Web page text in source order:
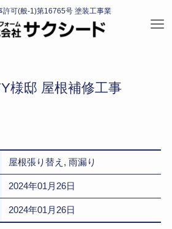
様邸 屋根補修工事
屋根張り替え, 雨漏り
2024年01月26日
2024年01月26日